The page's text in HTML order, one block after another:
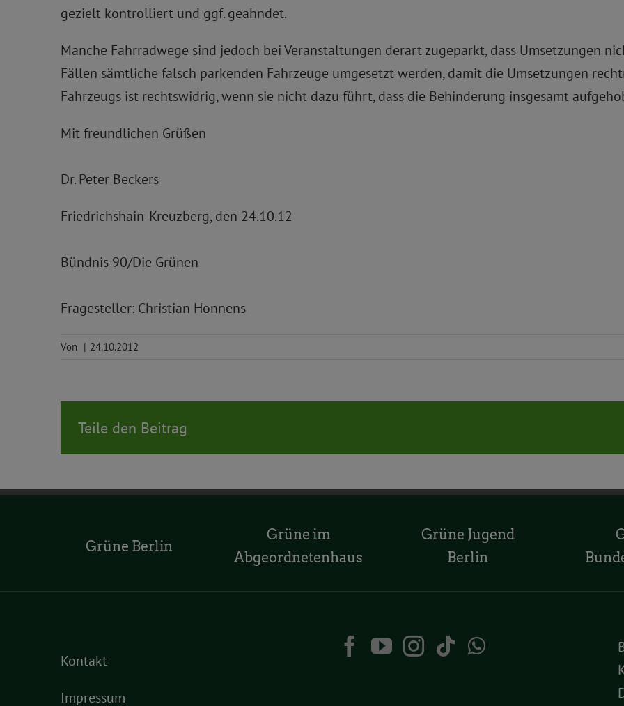
gezielt kontrolliert und ggf. geahndet.
Manche Fahrradwege sind jedoch bei Veranstaltungen derart zugeparkt, dass Umsetzungen
Fällen sämtliche falsch parkenden Fahrzeuge umgesetzt werden, damit die Umsetzungen
Fahrzeugs ist rechtswidrig, wenn sie nicht dazu führt, dass die Behinderung insgesamt
Mit freundlichen Grüßen
Dr. Peter Beckers
Friedrichshain-Kreuzberg, den 24.10.12
Bündnis 90/Die Grünen
Fragesteller: Christian Honnens
Von | 24.10.2012
Teile den Beitrag
Grüne Berlin
Grüne im
Abgeordnetenhaus
Grüne Jugend
Berlin
Kontakt
Impressum